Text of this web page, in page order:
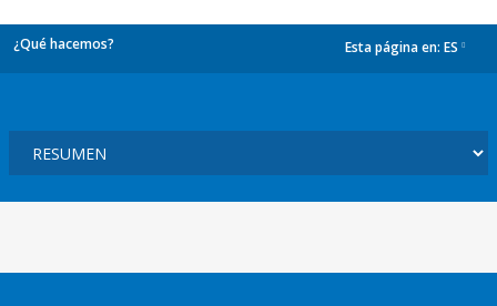
¿Qué hacemos? Esta página en: ES